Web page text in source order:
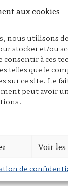
aux cookies
nous utilisons
stocker et/ou
à ces
telles que le
ce site. Le
peut avoir
Voir les
de